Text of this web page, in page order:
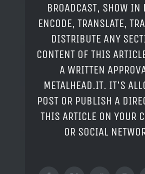
BROADCAST, SHOW IN
ENCODE, TRANSLATE,
DISTRIBUTE ANY
CONTENT OF THIS
A WRITTEN
METALHEAD.IT. IT'S
POST OR PUBLISH A
THIS ARTICLE ON YOUR
OR SOCIAL